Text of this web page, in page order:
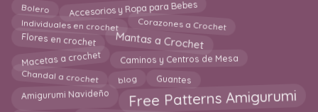
Bolero Accesorios y Ropa para Bebes
Individuales en crochet Corazones a Crochet
Flores en crochet Mantas a Crochet
Macetas a crochet Caminos y Centros de Mesa
Chandal a crochet blog Guantes
Amigurumi Navideño Free Patterns Amigurumi